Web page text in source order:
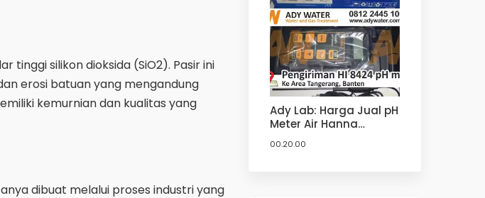
tinggi silikon dioksida (SiO2). Pasir ini
erosi batuan yang mengandung
kemurnian dan kualitas yang
dibuat melalui proses industri yang
Ady Lab: Harga Jual pH
Meter Air Hanna
Termurah | Harga Jual
00.20.00